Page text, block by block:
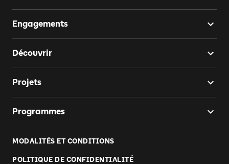
Engagements
Découvrir
Projets
Programmes
MODALITÉS ET CONDITIONS
POLITIQUE DE CONFIDENTIALITÉ